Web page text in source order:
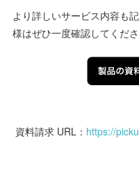
より詳しいサービス内容も
様はぜひ一度確認してくだ
資料請求 URL： https://